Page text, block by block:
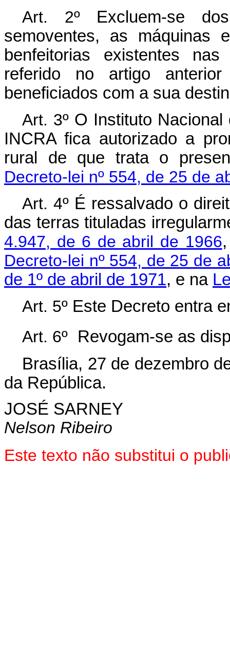
Art. 2º
Excluem-se
semoventes, as máquinas
benfeitorias existentes
referido no artigo
beneficiados com a sua
Art. 3º O Instituto
INCRA fica autorizado a
rural de que trata o
Decreto-lei nº 554, de 25 de
Art. 4º É ressalvado o
das terras tituladas
4.947, de 6 de abril de 1966
Decreto-lei nº 554, de 25 de
de 1º de abril de 1971, e na
Art. 5º Este Decreto entra
Art. 6º Revogam-se as
Brasília, 27 de dezembro
da República.
JOSÉ SARNEY
Nelson Ribeiro
Este texto não substitui o